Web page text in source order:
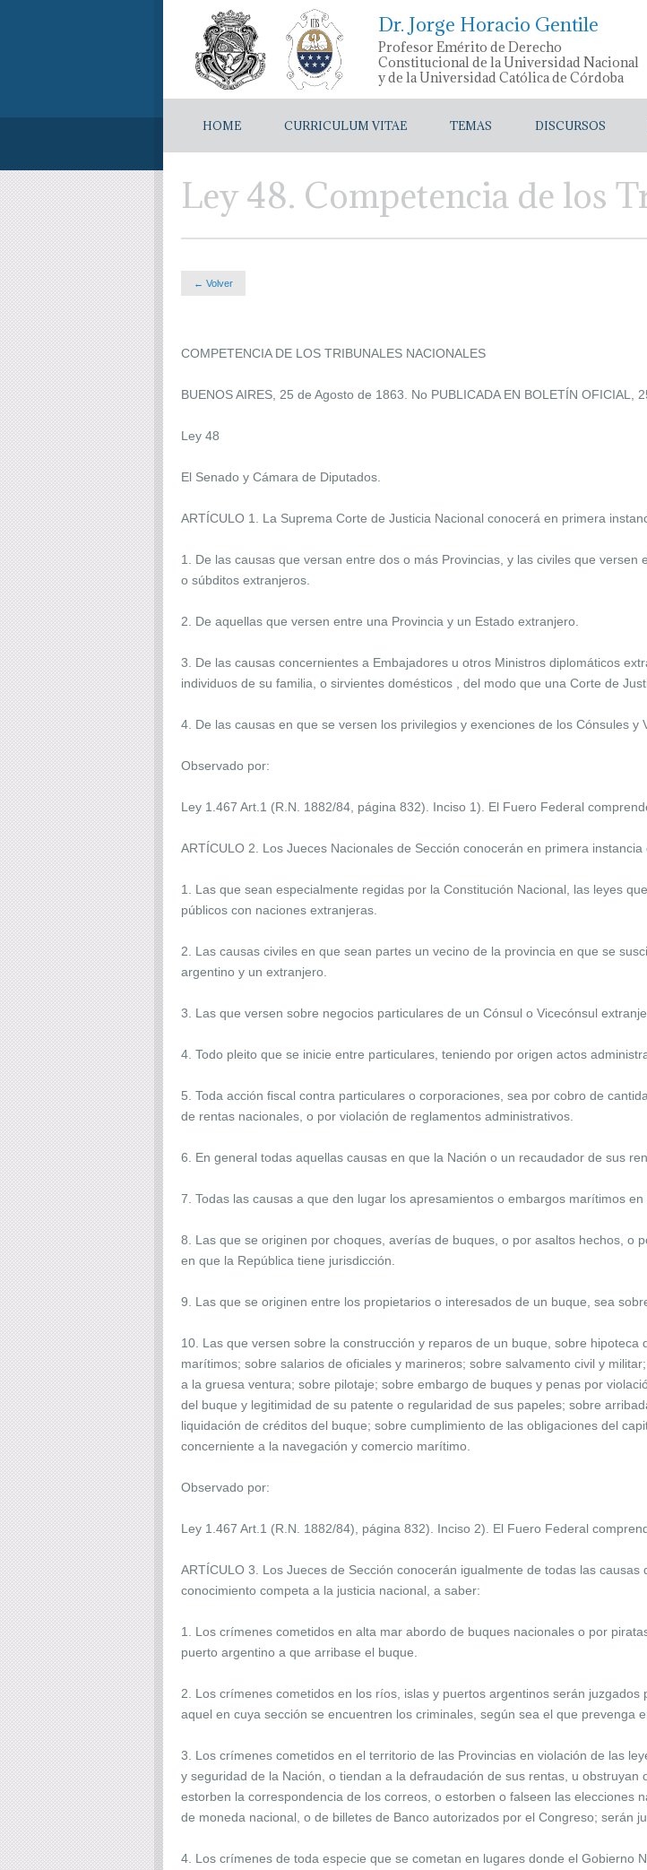
Dr. Jorge Horacio Gentile
Profesor Emérito de Derecho
Constitucional de la Universidad Nacional
y de la Universidad Católica de Córdoba
HOME CURRICULUM VITAE TEMAS DISCURSOS
Ley 48. Competencia de los
← Volver
COMPETENCIA DE LOS TRIBUNALES NACIONALES
BUENOS AIRES, 25 de Agosto de 1863. No PUBLICADA EN BOLETÍN OFICIAL,
Ley 48
El Senado y Cámara de Diputados.
ARTÍCULO 1. La Suprema Corte de Justicia Nacional conocerá en primera
1. De las causas que versan entre dos o más Provincias, y las civiles que
o súbditos extranjeros.
2. De aquellas que versen entre una Provincia y un Estado extranjero.
3. De las causas concernientes a Embajadores u otros Ministros diplomáticos
individuos de su familia, o sirvientes domésticos , del modo que una Corte de
4. De las causas en que se versen los privilegios y exenciones de los Cónsules y
Observado por:
Ley 1.467 Art.1 (R.N. 1882/84, página 832). Inciso 1). El Fuero Federal
ARTÍCULO 2. Los Jueces Nacionales de Sección conocerán en primera
1. Las que sean especialmente regidas por la Constitución Nacional, las leyes
públicos con naciones extranjeras.
2. Las causas civiles en que sean partes un vecino de la provincia en que se
argentino y un extranjero.
3. Las que versen sobre negocios particulares de un Cónsul o Vicecónsul
4. Todo pleito que se inicie entre particulares, teniendo por origen actos
5. Toda acción fiscal contra particulares o corporaciones, sea por cobro de
de rentas nacionales, o por violación de reglamentos administrativos.
6. En general todas aquellas causas en que la Nación o un recaudador de sus
7. Todas las causas a que den lugar los apresamientos o embargos marítimos en
8. Las que se originen por choques, averías de buques, o por asaltos hechos, o
en que la República tiene jurisdicción.
9. Las que se originen entre los propietarios o interesados de un buque, sea
10. Las que versen sobre la construcción y reparos de un buque, sobre
marítimos; sobre salarios de oficiales y marineros; sobre salvamento civil y
a la gruesa ventura; sobre pilotaje; sobre embargo de buques y penas por
del buque y legitimidad de su patente o regularidad de sus papeles; sobre
liquidación de créditos del buque; sobre cumplimiento de las obligaciones del
concerniente a la navegación y comercio marítimo.
Observado por:
Ley 1.467 Art.1 (R.N. 1882/84), página 832). Inciso 2). El Fuero Federal
ARTÍCULO 3. Los Jueces de Sección conocerán igualmente de todas las
conocimiento competa a la justicia nacional, a saber:
1. Los crímenes cometidos en alta mar abordo de buques nacionales o por
puerto argentino a que arribase el buque.
2. Los crímenes cometidos en los ríos, islas y puertos argentinos serán
aquel en cuya sección se encuentren los criminales, según sea el que prevenga
3. Los crímenes cometidos en el territorio de las Provincias en violación de las
y seguridad de la Nación, o tiendan a la defraudación de sus rentas, u
estorben la correspondencia de los correos, o estorben o falseen las elecciones
de moneda nacional, o de billetes de Banco autorizados por el Congreso; serán
4. Los crímenes de toda especie que se cometan en lugares donde el Gobierno